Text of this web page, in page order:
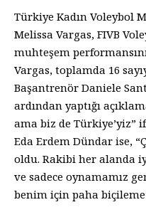
Türkiye Kadın Voleybol
Melissa Vargas, FIVB
muhteşem
Vargas, toplamda 16
Başantrenör Daniele
ardından yaptığı
ama biz de Türkiye’yiz”
Eda Erdem Dündar ise,
oldu. Rakibi her alanda
ve sadece oynamamız
benim için paha